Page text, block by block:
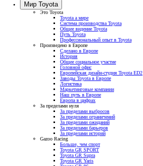
Мир Toyota
Это Toyota
Toyota а мире
Система производства Toyota
Общее видение Toyota
Путь Toyota
Профессиональный опыт в Toyota
Произведено в Европе
Сделано в Европе
История
Общее социальное участие
Головной офис
Европейская дизайн-студия Toyota ED2
Заводы Toyota в Европе
Логистика
Маркетинговые компании
Наш путь в Европе
Европа в цифрах
За пределами нуля
За пределами выбросов
За пределами ограничений
За пределами ожиданий
За пределами барьеров
За пределами историй
Gazoo Racing
Больше, чем спорт
Toyota GR SPORT
Toyota GR Supra
Toyota GR Yaris